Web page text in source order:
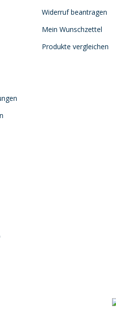
Widerruf beantragen
Mein Wunschzettel
Produkte vergleichen